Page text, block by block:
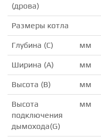
(дрова)
Размеры котла
Глубина (С) мм
Ширина (А) мм
Высота (В) мм
Высота
подключения
дымохода(G)
мм